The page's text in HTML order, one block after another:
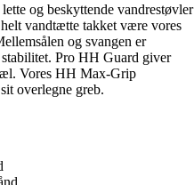
og beskyttende vandrestøvler
vandtætte takket være vores
og svangen er
Pro HH Guard giver
Vores HH Max-Grip
overlegne greb.